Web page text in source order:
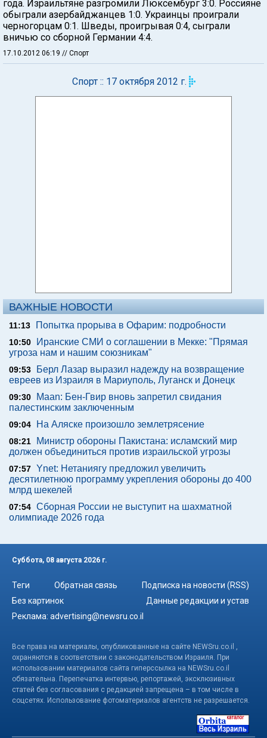
года. Израильтяне разгромили Люксембург 3:0. Россияне
обыграли азербайджанцев 1:0. Украинцы проиграли
черногорцам 0:1. Шведы, проигрывая 0:4, сыграли
вничью со сборной Германии 4:4.
17.10.2012 06:19 // Спорт
Спорт :: 17 октября 2012 г.
ВАЖНЫЕ НОВОСТИ
11:13 Попытка прорыва в Офарим: подробности
10:50
Иранские СМИ о соглашении в Мекке: "Прямая
угроза нам и нашим союзникам"
09:53
Берл Лазар выразил надежду на возвращение
евреев из Израиля в Мариуполь, Луганск и Донецк
09:30
Maan: Бен-Гвир вновь запретил свидания
палестинским заключенным
09:04 На Аляске произошло землетрясение
08:21
Министр обороны Пакистана: исламский мир
должен объединиться против израильской угрозы
07:57 Ynet: Нетаниягу предложил увеличить
десятилетнюю программу укрепления обороны до 400
млрд шекелей
07:54 Сборная России не выступит на шахматной
олимпиаде 2026 года
Суббота, 08 августа 2026 г.
Теги Обратная связь
Подписка на новости (RSS)
Без картинок
Данные редакции и устав
Реклама: advertising@newsru.co.il
Все права на материалы, опубликованные на сайте NEWSru.co.il ,
охраняются в соответствии с законодательством Израиля. При
использовании материалов сайта гиперссылка на NEWSru.co.il
обязательна. Перепечатка интервью, репортажей, эксклюзивных
статей без согласования с редакцией запрещена – в том числе в
соцсетях. Использование фотоматериалов агентств не разрешается.